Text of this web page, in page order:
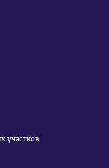
участков